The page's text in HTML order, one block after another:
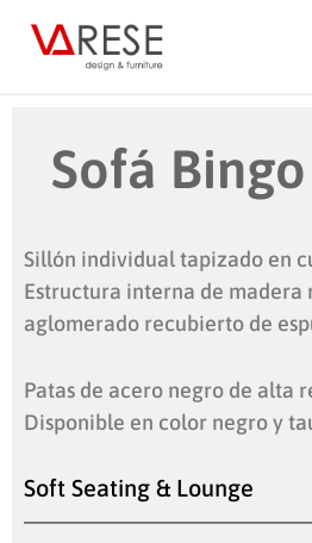
Sofá Bingo
Sillón individual tapizado en
Estructura interna de madera
aglomerado recubierto de
Patas de acero negro de alta
Disponible en color negro y
Soft Seating & Lounge